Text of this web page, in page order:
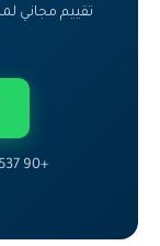
+90 537 691 76 95 — متاح 7 أيام في الأسبوع